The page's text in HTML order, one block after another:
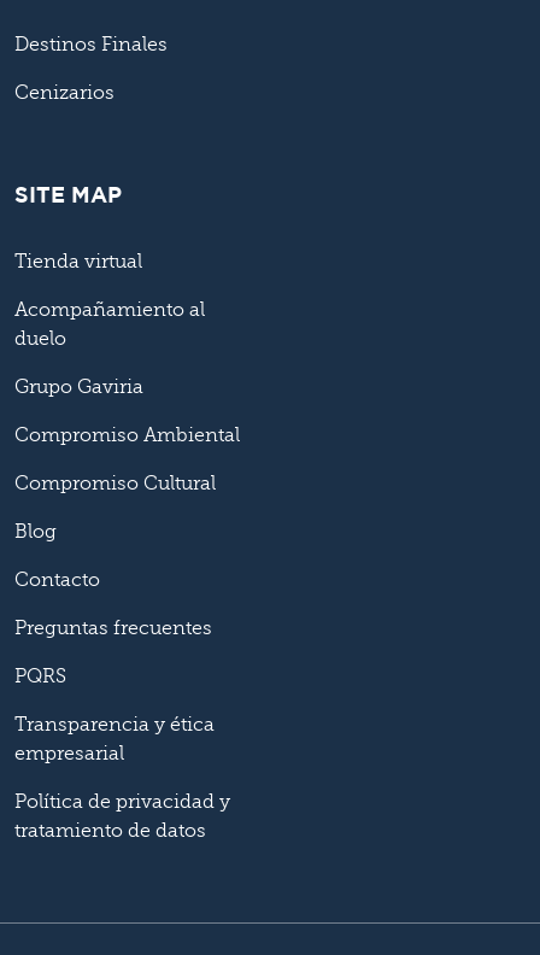
Destinos Finales
Cenizarios
SITE MAP
Tienda virtual
Acompañamiento al
duelo
Grupo Gaviria
Compromiso Ambiental
Compromiso Cultural
Blog
Contacto
Preguntas frecuentes
PQRS
Transparencia y ética
empresarial
Política de privacidad y
tratamiento de datos